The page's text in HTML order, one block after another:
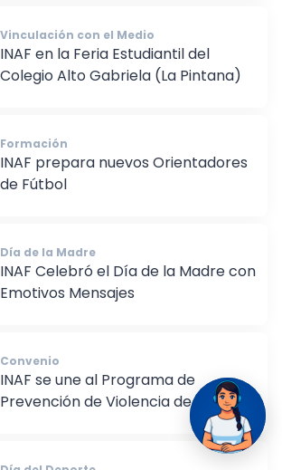
Vinculación con el Medio
INAF en la Feria Estudiantil del
Colegio Alto Gabriela (La Pintana)
Formación
INAF prepara nuevos Orientadores
Día de la Madre
INAF Celebró el Día de la Madre con
Emotivos Mensajes
Convenio
INAF se une al Programa de
Prevención de Violencia de Género